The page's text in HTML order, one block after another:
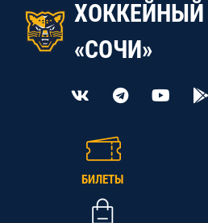
ХОККЕЙНЫЙ
«СОЧИ»
БИЛЕТЫ